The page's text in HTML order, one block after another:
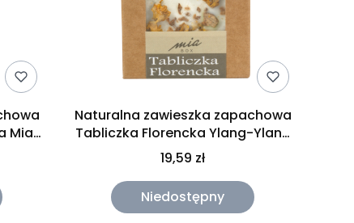
Mia
Naturalna zawieszka zapachowa
Tabliczka Florencka Ylang-Ylang
Mia Box 30g
19,59 zł
Niedostępny